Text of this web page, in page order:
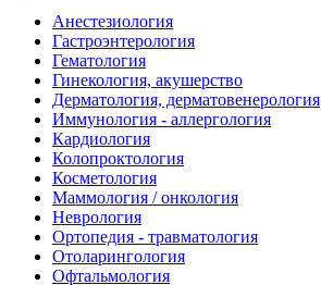
Анестезиология
Гастроэнтерология
Гематология
Гинекология, акушерство
Дерматология, дерматовенерология
Иммунология - аллергология
Кардиология
Колопроктология
Косметология
Маммология / онкология
Неврология
Ортопедия - травматология
Отоларингология
Офтальмология